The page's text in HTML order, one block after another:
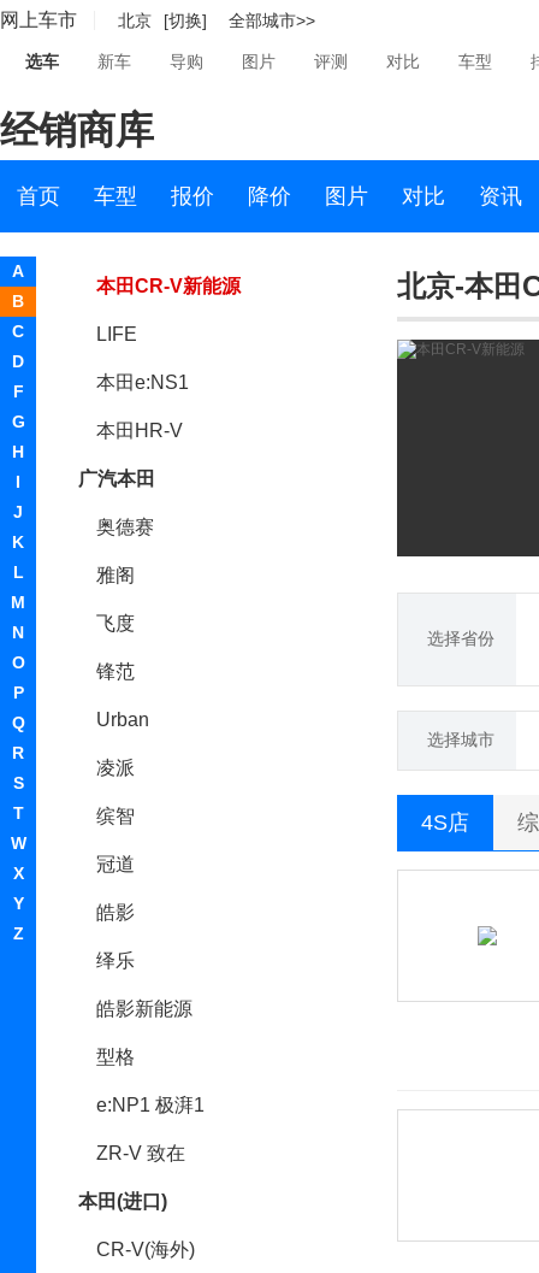
网上车市 北京 [切换] 全部城市>>
选车 新车 导购 图片 评测 对比 车型
经销商库
首页 车型 报价 降价 图片 对比 资讯
A
B
C
D
F
G
H
I
J
K
L
M
N
O
P
Q
R
S
T
W
X
Y
Z
本田UR-V
英仕派
享域
本田CR-V新能源
LIFE
本田e:NS1
本田HR-V
广汽本田
奥德赛
雅阁
飞度
锋范
Urban
凌派
缤智
冠道
皓影
绎乐
皓影新能源
型格
e:NP1 极湃1
ZR-V 致在
本田(进口)
CR-V(海外)
北京-本田
选择省份
选择城市
4S店